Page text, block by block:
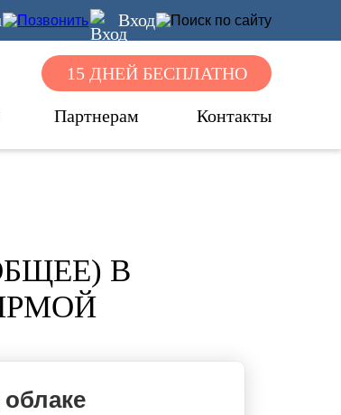
Вход
15 ДНЕЙ БЕСПЛАТНО
Партнерам Контакты
В